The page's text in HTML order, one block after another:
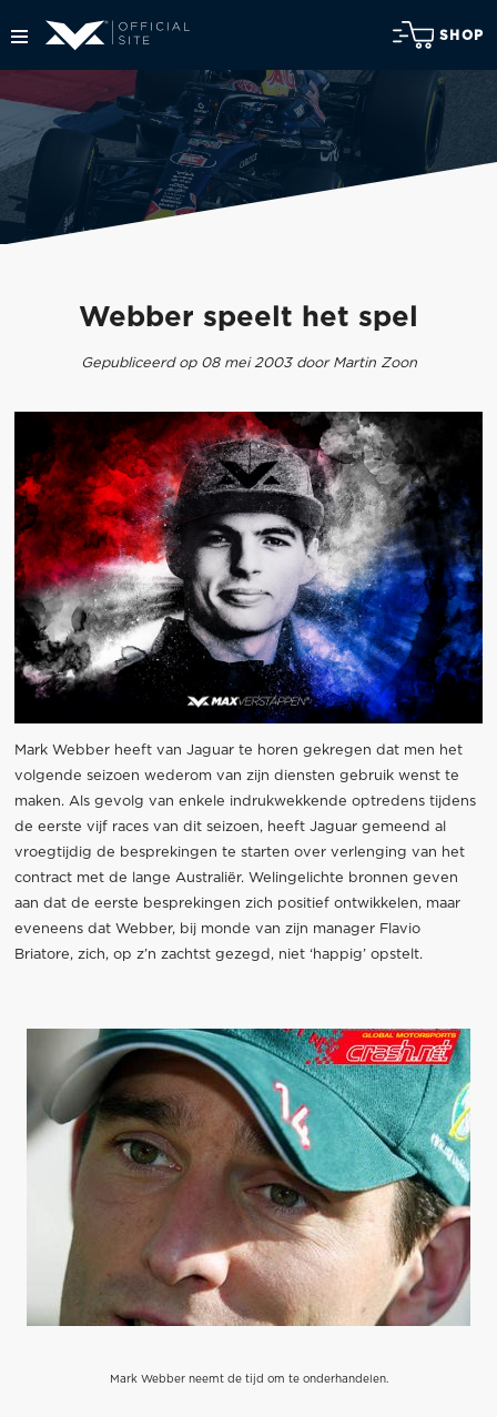
SHOP
Webber speelt het spel
Gepubliceerd op 08 mei 2003 door Martin Zoon
Mark Webber heeft van Jaguar te horen gekregen dat men het
volgende seizoen wederom van zijn diensten gebruik wenst te
maken. Als gevolg van enkele indrukwekkende optredens tijdens
de eerste vijf races van dit seizoen, heeft Jaguar gemeend al
vroegtijdig de besprekingen te starten over verlenging van het
contract met de lange Australiër. Welingelichte bronnen geven
aan dat de eerste besprekingen zich positief ontwikkelen, maar
eveneens dat Webber, bij monde van zijn manager Flavio
Briatore, zich, op z’n zachtst gezegd, niet ‘happig’ opstelt.
Mark Webber neemt de tijd om te onderhandelen.